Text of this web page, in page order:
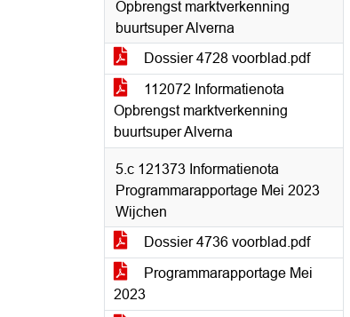
Opbrengst marktverkenning
buurtsuper Alverna
Dossier 4728 voorblad.pdf
112072 Informatienota
Opbrengst marktverkenning
buurtsuper Alverna
5.c 121373 Informatienota
Programmarapportage Mei 2023
Wijchen
Dossier 4736 voorblad.pdf
Programmarapportage Mei
2023